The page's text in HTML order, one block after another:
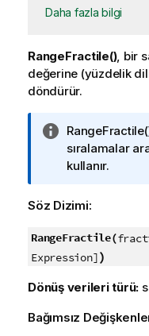
Daha fazla bilgi
RangeFractile(), bir
değerine (yüzdelik
döndürür.
B
i
l
i
o
t
sıralamalar
kullanır.
Söz Dizimi:
RangeFractile(
Expression])
Dönüş verileri türü:
Bağımsız